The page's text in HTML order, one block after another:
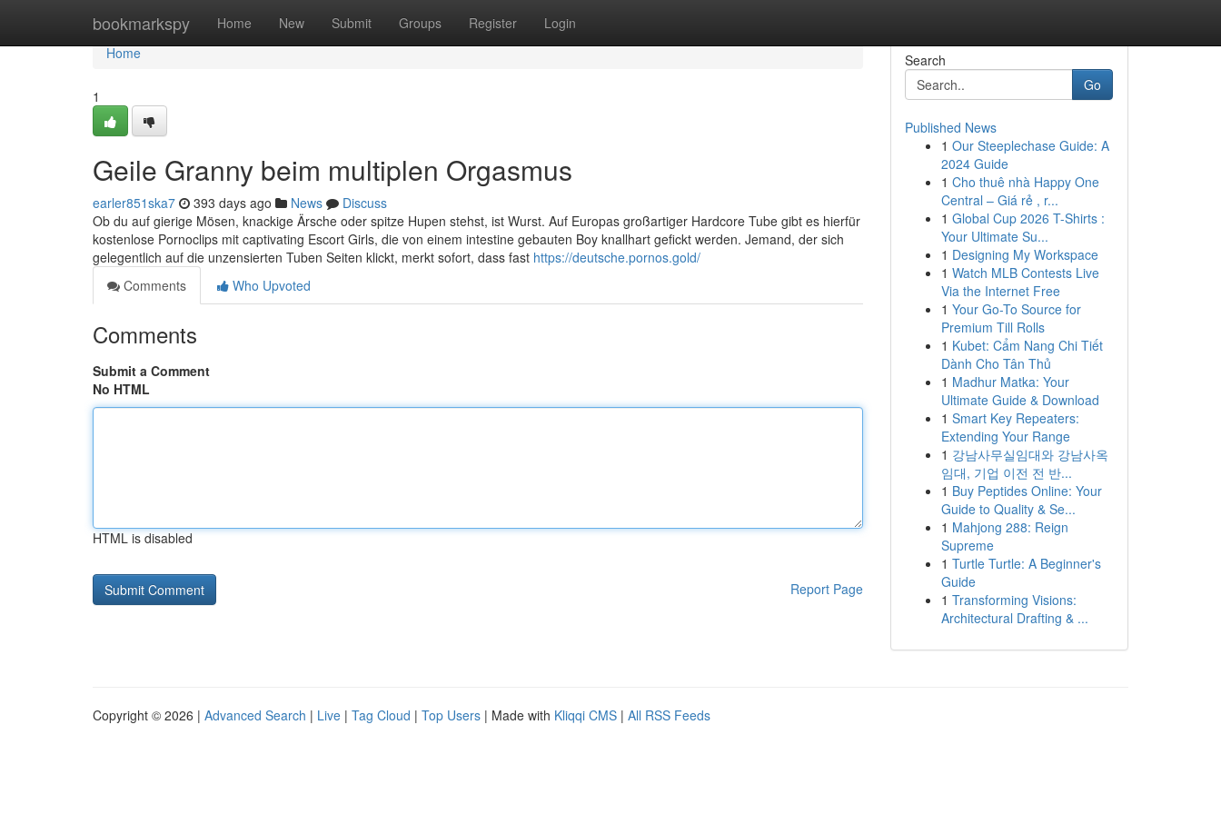
bookmarkspy Home New Submit Groups Register Login
Home
Home
1
Geile Granny beim multiplen Orgasmus
earler851ska7 393 days ago News
Discuss
Ob du auf gierige Mösen, knackige Ärsche oder spitze Hupen stehst, ist Wurst. Auf Europas großartiger Hardcore Tube gibt es hierfür
kostenlose Pornoclips mit captivating Escort Girls, die von einem intestine gebauten Boy knallhart gefickt werden. Jemand, der sich
gelegentlich auf die unzensierten Tuben Seiten klickt, merkt sofort, dass fast https://deutsche.pornos.gold/
Comments
Who Upvoted
Comments
Submit a Comment
No HTML
HTML is disabled
Report Page
Search
Go
Published News
1 Our Steeplechase Guide: A
2024 Guide
1 Cho thuê nhà Happy One
Central – Giá rẻ , r...
1 Global Cup 2026 T-Shirts :
Your Ultimate Su...
1 Designing My Workspace
1 Watch MLB Contests Live
Via the Internet Free
1 Your Go-To Source for
Premium Till Rolls
1 Kubet: Cẩm Nang Chi Tiết
Dành Cho Tân Thủ
1 Madhur Matka: Your
Ultimate Guide & Download
1 Smart Key Repeaters:
Extending Your Range
1 강남사무실임대와 강남사옥
임대, 기업 이전 전 반...
1 Buy Peptides Online: Your
Guide to Quality & Se...
1 Mahjong 288: Reign
Supreme
1 Turtle Turtle: A Beginner's
Guide
1 Transforming Visions:
Architectural Drafting & ...
Copyright © 2026 | Advanced Search | Live | Tag Cloud | Top Users | Made with Kliqqi CMS | All RSS Feeds